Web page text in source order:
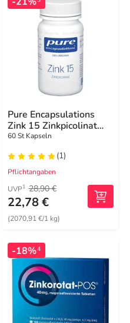
Pure Encapsulations
Zink 15 Zinkpicolinat
Kapseln
60 St Kapseln
(1)
Pflichtangaben
UVP1 28,90 €
22,78 €
(2070,91 €/1 kg)
-18%4